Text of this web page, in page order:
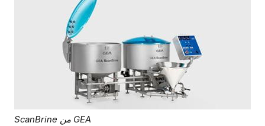
ScanBrine من GEA